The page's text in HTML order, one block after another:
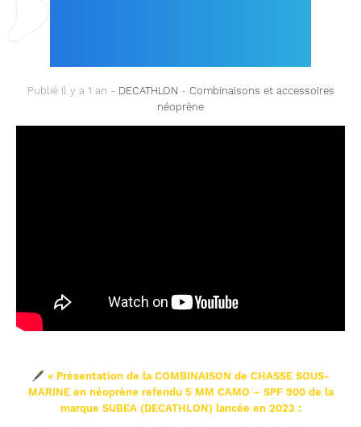
Publié il y a 1 an - DECATHLON - Combinaisons et accessoires
néoprène
🖋 « Présentation de la COMBINAISON de CHASSE SOUS-
MARINE en néoprène refendu 5 MM CAMO – SPF 900 de la
marque SUBEA (DECATHLON) lancée en 2023 :